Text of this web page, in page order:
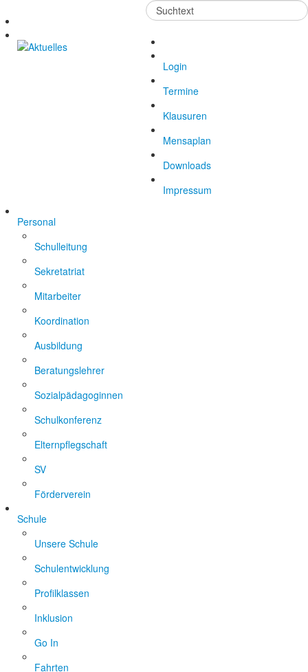
Suchen
...
Login
Termine
Klausuren
Mensaplan
Downloads
Impressum
Personal
Schulleitung
Sekretatriat
Mitarbeiter
Koordination
Ausbildung
Beratungslehrer
Sozialpädagoginnen
Schulkonferenz
Elternpflegschaft
SV
Förderverein
Schule
Unsere Schule
Schulentwicklung
Profilklassen
Inklusion
Go In
Fahrten